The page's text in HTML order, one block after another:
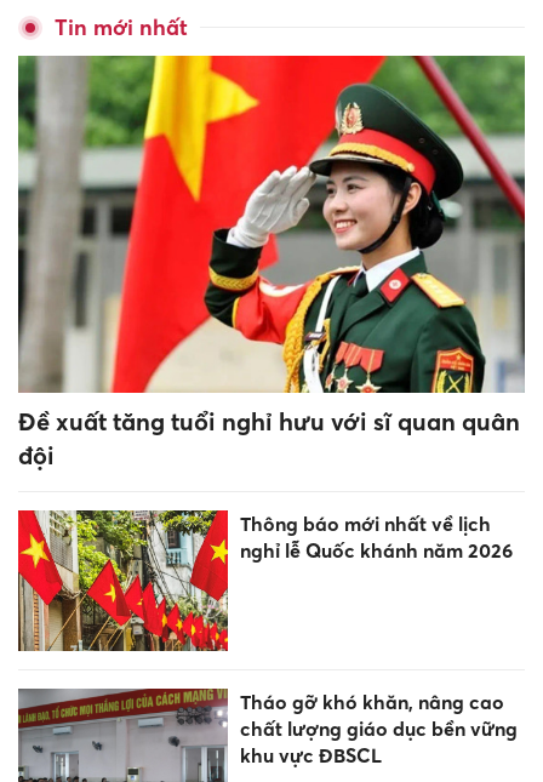
Tin mới nhất
Đề xuất tăng tuổi nghỉ hưu với sĩ quan quân
đội
Thông báo mới nhất về lịch
nghỉ lễ Quốc khánh năm 2026
Tháo gỡ khó khăn, nâng cao
chất lượng giáo dục bền vững
khu vực ĐBSCL